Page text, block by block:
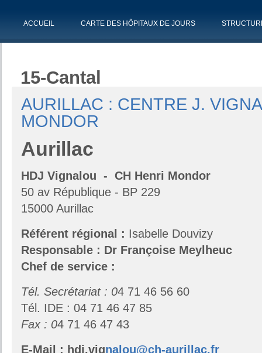
ACCUEIL CARTE DES HÔPITAUX DE JOURS
15-Cantal
AURILLAC : CENTRE J.
MONDOR
Aurillac
HDJ Vignalou - CH Henri Mondor
50 av République - BP 229
15000 Aurillac
Référent régional : Isabelle Douvizy
Responsable : Dr Françoise Meylheuc
Chef de service :
Tél. Secrétariat : 04 71 46 56 60
Tél. IDE : 04 71 46 47 85
Fax : 04 71 46 47 43
E-Mail : hdj.vignalou@ch-aurillac.fr